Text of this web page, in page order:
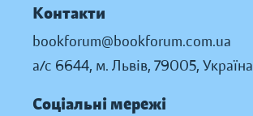
Контакти
bookforum@bookforum.com.ua
а/с 6644, м. Львів, 79005, Україна
Соціальні мережі